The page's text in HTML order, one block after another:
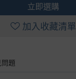
立即選購
加入收藏清單
題